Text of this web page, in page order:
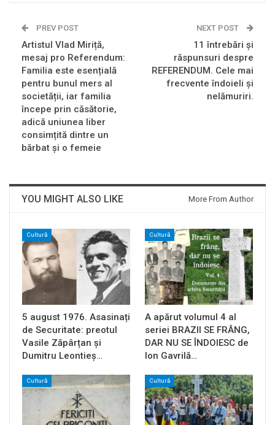
PREV POST
Artistul Vlad Miriță,
mesaj pro Referendum:
Familia este esențială
pentru bunul mers al
societății, iar familia
începe prin căsătorie,
adică uniunea liber
consimțită dintre un
bărbat și o femeie
NEXT POST
11 întrebări și
răspunsuri despre
REFERENDUM. Cele mai
frecvente îndoieli și
nelămuriri.
YOU MIGHT ALSO LIKE More From Author
Cultură
5 august 1976. Asasinați
de Securitate: preotul
Vasile Zăpârțan și
Dumitru Leontieș…
Cultură
A apărut volumul 4 al
seriei BRAZII SE FRÂNG,
DAR NU SE ÎNDOIESC de
Ion Gavrilă…
Cultură Cultură